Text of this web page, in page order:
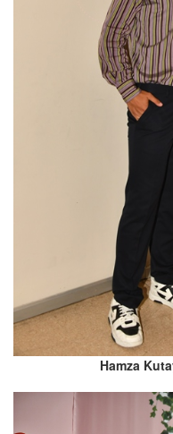
Hamza